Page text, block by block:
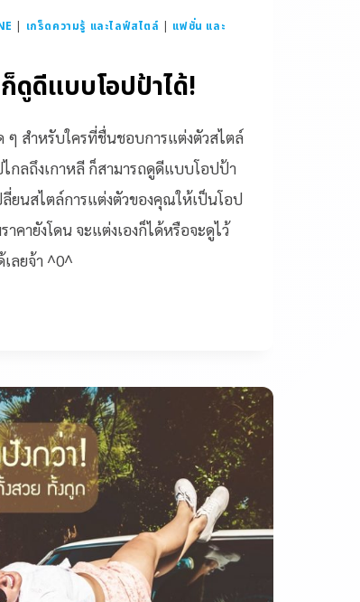
| เกร็ดความรู้ และไลฟ์สไตล์ | แฟชั่น และ
ดูดีแบบโอปป้าได้!
ๆ สำหรับใครที่ชื่นชอบการแต่งตัวสไตล์
กลถึงเกาหลี ก็สามารถดูดีแบบโอปป้า
ลี่ยนสไตล์การแต่งตัวของคุณให้เป็นโอป
คายังโดน จะแต่งเองก็ได้หรือจะดูไว้
ลยจ้า ^0^